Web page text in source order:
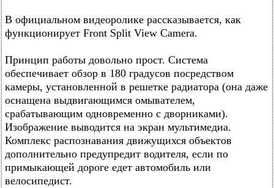
В официальном видеоролике рассказывается, как
функционирует Front Split View Camera.
Принцип работы довольно прост. Система
обеспечивает обзор в 180 градусов посредством
камеры, установленной в решетке радиатора (она даже
оснащена выдвигающимся омывателем,
срабатывающим одновременно с дворниками).
Изображение выводится на экран мультимедиа.
Комплекс распознавания движущихся объектов
дополнительно предупредит водителя, если по
примыкающей дороге едет автомобиль или
велосипедист.